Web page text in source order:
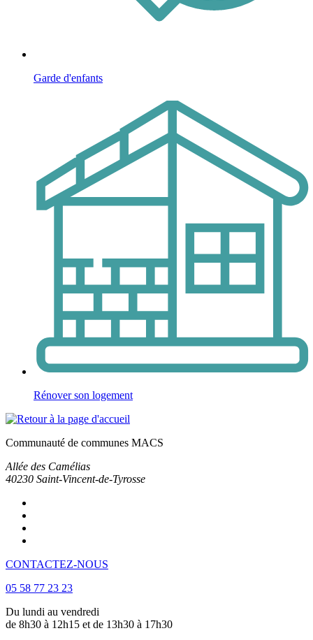
Garde d'enfants
Rénover son logement
Communauté de communes MACS
Allée des Camélias
40230 Saint-Vincent-de-Tyrosse
CONTACTEZ-NOUS
05 58 77 23 23
Du lundi au vendredi
de 8h30 à 12h15 et de 13h30 à 17h30